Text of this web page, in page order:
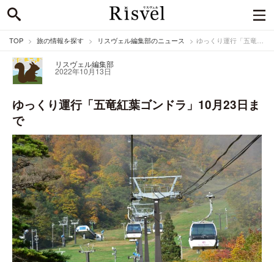
TOP 旅の情報を探す リスヴェル編集部のニュース ゆっくり運行「五竜紅葉ゴンドラ」10月23日まで
リスヴェル編集部
2022年10月13日
ゆっくり運行「五竜紅葉ゴンドラ」10月23日ま
で